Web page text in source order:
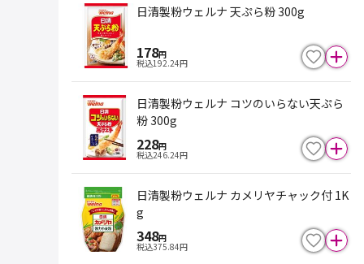
日清製粉ウェルナ 天ぷら粉 300g
178円
税込192.24円
日清製粉ウェルナ コツのいらない天ぷら
粉 300g
228円
税込246.24円
日清製粉ウェルナ カメリヤチャック付 1K
g
348円
税込375.84円